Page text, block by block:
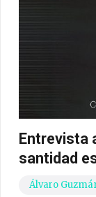
Entrevista
santidad
Álvaro